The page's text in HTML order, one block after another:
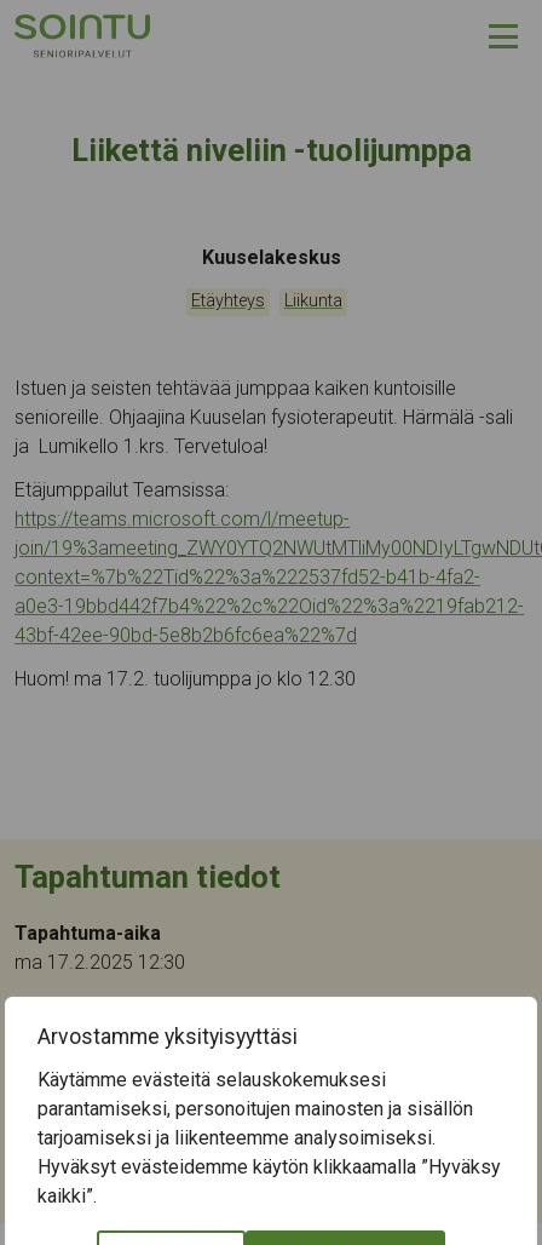
Arvostamme yksityisyyttäsi
Käytämme evästeitä selauskokemuksesi
parantamiseksi, personoitujen mainosten ja sisällön
tarjoamiseksi ja liikenteemme analysoimiseksi.
Hyväksyt evästeidemme käytön klikkaamalla ”Hyväksy
kaikki”.
Hyppää sisältöön
Liikettä niveliin -tuolijumppa
Tapahtumapaikka:
Kuuselakeskus
Kategoriat:
Etäyhteys Liikunta
Istuen ja seisten tehtävää jumppaa kaiken kuntoisille
senioreille. Ohjaajina Kuuselan fysioterapeutit. Härmälä -sali
ja Lumikello 1.krs. Tervetuloa!
Etäjumppailut Teamsissa:
https://teams.microsoft.com/l/meetup-
join/
context=%7b%22Tid%22%3a%222537fd52-b41b-4fa2-
a0e3-19bbd442f7b4%22%2c%22Oid%22%3a%2219fab212-
43bf-42ee-90bd-5e8b2b6fc6ea%22%7d
Huom! ma 17.2. tuolijumppa jo klo 12.30
Tapahtuman tiedot
Tapahtuma-aika
ma 17.2.2025 12:30
Kuuselakeskus
Nuolialantie 46
33900 Tampere
Kategoriat:
Etäyhteys